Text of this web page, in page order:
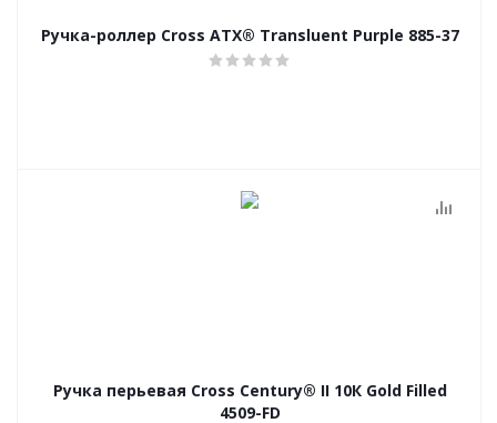
Ручка-роллер Cross ATX® Transluent Purple 885-37
Ручка перьевая Cross Century® II 10К Gold Filled
4509-FD